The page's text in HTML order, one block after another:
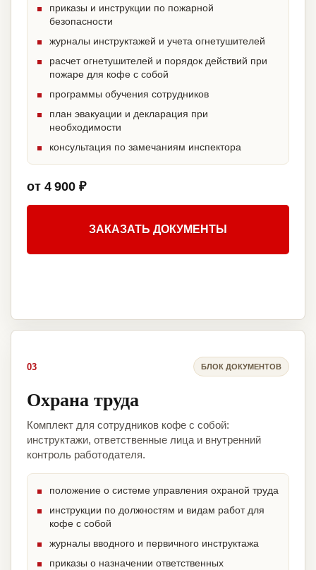
приказы и инструкции по пожарной
безопасности
журналы инструктажей и учета огнетушителей
расчет огнетушителей и порядок действий при
пожаре для кофе с собой
программы обучения сотрудников
план эвакуации и декларация при
необходимости
консультация по замечаниям инспектора
от 4 900 ₽
ЗАКАЗАТЬ ДОКУМЕНТЫ
03 БЛОК ДОКУМЕНТОВ
Охрана труда
Комплект для сотрудников кофе с собой:
инструктажи, ответственные лица и внутренний
контроль работодателя.
положение о системе управления охраной труда
инструкции по должностям и видам работ для
кофе с собой
журналы вводного и первичного инструктажа
приказы о назначении ответственных